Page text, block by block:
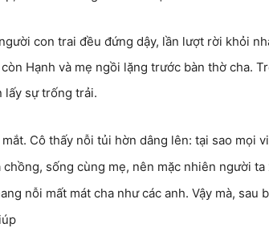
con trai đều đứng dậy, lần lượt rời khỏi
Hạnh và mẹ ngồi lặng trước bàn thờ cha.
lấy sự trống trải.
Cô thấy nỗi tủi hờn dâng lên: tại sao mọi
sống cùng mẹ, nên mặc nhiên người
nỗi mất mát cha như các anh. Vậy mà,